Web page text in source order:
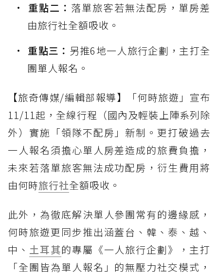
重點二： 落單旅客若無法配房，單房差
由旅行社全額吸收。
重點三： 另推6地一人旅行企劃，主打全
團單人報名。
【旅奇傳媒/編輯部報導】「何時旅遊」宣布
11/11起，全線行程（國內及輕裝上陣系列除
外）實施「領隊不配房」新制。更打破過去
一人報名須擔心單人房差造成的旅費負擔，
未來若落單旅客無法成功配房，衍生費用將
由何時旅行社全額吸收。
此外，為徹底解決單人參團常有的邊緣感，
何時旅遊更同步推出涵蓋台、韓、泰、越、
中、 土耳其的專屬《一人旅行企劃》，主打
「全團皆為單人報名」的無壓力社交模式，